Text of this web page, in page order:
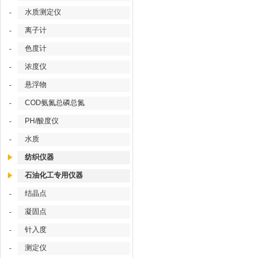
- 水质测定仪
- 离子计
- 色度计
- 浓度仪
- 悬浮物
- COD氨氮总磷总氮
- PH/酸度仪
- 水质
纺织仪器
石油化工专用仪器
- 结晶点
- 凝固点
- 针入度
- 测定仪